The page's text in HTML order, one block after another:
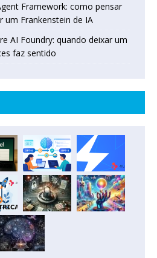
Framework: como pensar
um Frankenstein de IA
AI Foundry: quando deixar um
faz sentido